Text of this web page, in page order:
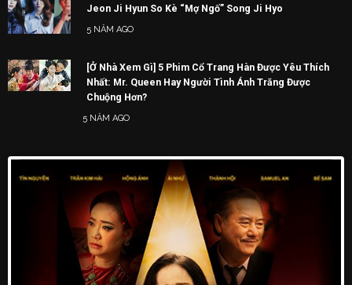
Jeon Ji Hyun So Kè “Mợ Ngố” Song Ji Hyo
5 NĂM AGO
[Ở Nhà Xem Gì] 5 Phim Cổ Trang Hàn Được Yêu Thích
Nhất: Mr. Queen Hay Người Tình Ánh Trăng Được
Chuộng Hơn?
5 NĂM AGO